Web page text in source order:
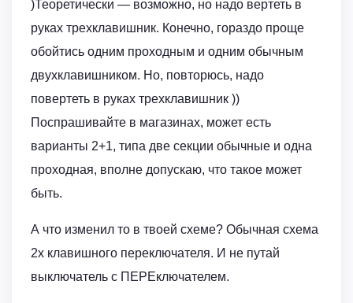
)Теоретически — возможно, но надо вертеть в
руках трехклавишник. Конечно, гораздо проще
обойтись одним проходным и одним обычным
двухклавишником. Но, повторюсь, надо
повертеть в руках трехклавишник ))
Поспрашивайте в магазинах, может есть
варианты 2+1, типа две секции обычные и одна
проходная, вполне допускаю, что такое может
быть.
А что изменил то в твоей схеме? Обычная схема
2х клавишного переключателя. И не путай
выключатель с ПЕРЕключателем.